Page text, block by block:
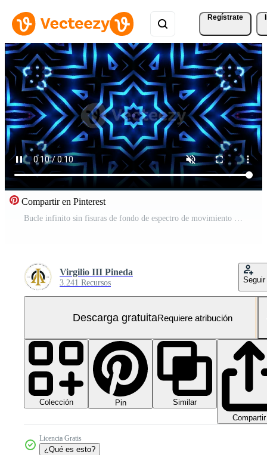
Regístrate
Compartir en Pinterest
Bucle infinito sin fisuras de fondo de espectro de movimiento Vídeo Gratis
Virgilio III Pineda
3.241 Recursos Seguir
Descarga gratuitaRequiere atribución
Colección Pin
Similar
Compartir
Licencia Gratis
¿Qué es esto?